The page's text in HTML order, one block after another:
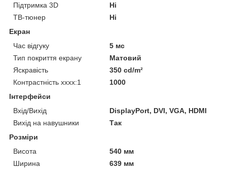
Підтримка 3D
Ні
ТВ-тюнер
Ні
Екран
Час відгуку
5 мс
Тип покриття екрану
Матовий
Яскравість
350 cd/m²
Контрастність хххх:1
1000
Інтерфейси
Вхід/Вихід
DisplayPort, DVI, VGA, HDMI
Вихід на навушники
Так
Розміри
Висота
540 мм
Ширина
639 мм